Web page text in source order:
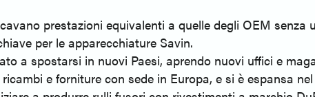
prestazioni equivalenti a quelle degli OEM senza
per le apparecchiature Savin.
a spostarsi in nuovi Paesi, aprendo nuovi uffici e
e forniture con sede in Europa, e si è espansa